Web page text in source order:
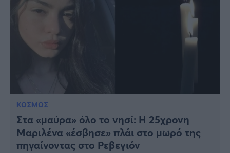
ΚΟΣΜΟΣ
Στα «μαύρα» όλο το νησί: Η 25χρονη
Μαριλένα «έσβησε» πλάι στο μωρό της
πηγαίνοντας στο Ρεβεγιόν